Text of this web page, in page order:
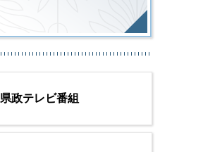
県政テレビ番組